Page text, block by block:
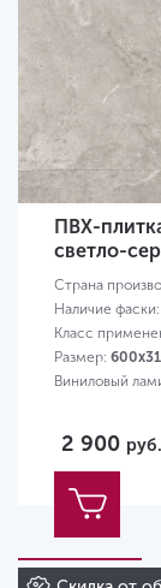
ПВХ-
светло-
Страна
Наличие фаски:
Класс
Размер:
Виниловый
2 900 руб.